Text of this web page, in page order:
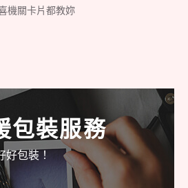
機關卡片都教妳
包裝服務
好包裝！